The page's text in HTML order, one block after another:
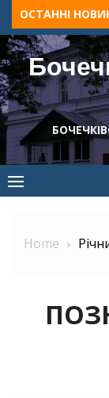
Skip
to
content
ОСТАННІ
Home